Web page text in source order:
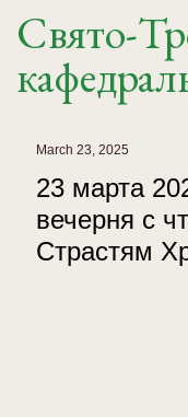
Главная
История
Расписание
Новости
Крещение,
Свято-
March 23, 2025
23 марта
вечерня с
Страстям